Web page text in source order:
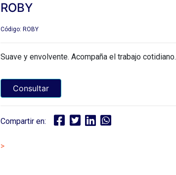
ROBY
Código: ROBY
Suave y envolvente. Acompaña el trabajo cotidiano.
Consultar
Compartir en:
>